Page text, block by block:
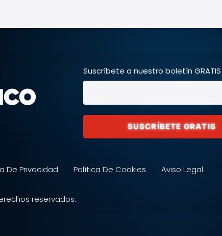
Suscríbete a nuestro boletín GRATIS
SUSCRÍBETE GRATIS
De Privacidad Política De Cookies Aviso Legal
reservados.